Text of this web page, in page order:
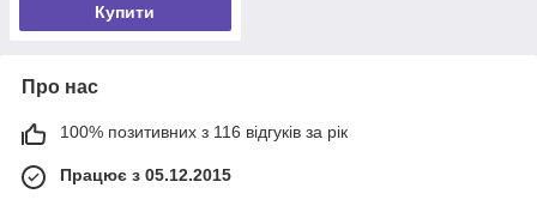
Купити
Про нас
100% позитивних з 116 відгуків за рік
Працює з 05.12.2015